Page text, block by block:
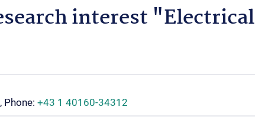
interest "Electrical
, Phone: +43 1 40160-34312